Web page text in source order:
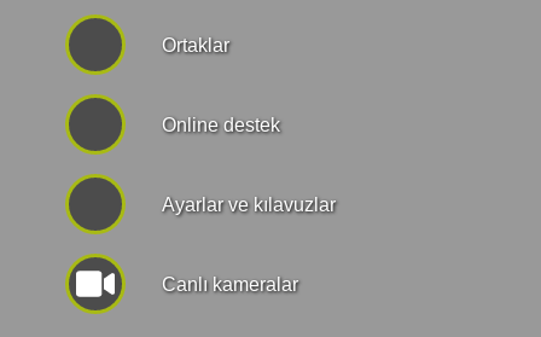
Ortaklar
Online destek
Ayarlar ve kılavuzlar
Canlı kameralar